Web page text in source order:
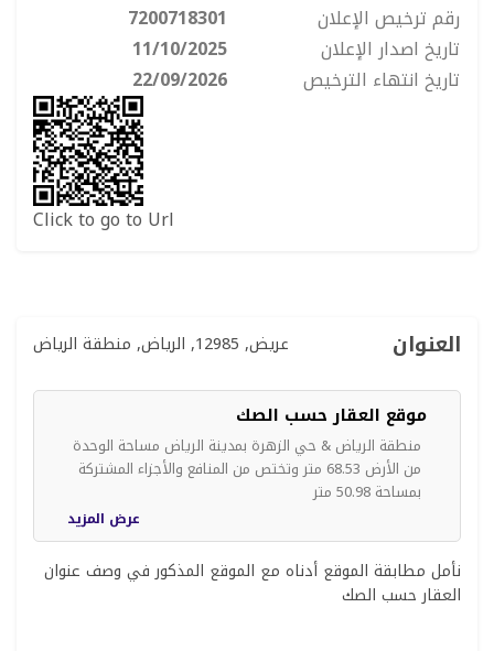
رقم ترخيص الإعلان
7200718301
تاريخ اصدار الإعلان
11/10/2025
تاريخ انتهاء الترخيص
22/09/2026
Click to go to Url
العنوان عريض, 12985, الرياض, منطقة الرياض
موقع العقار حسب الصك
منطقة الرياض & حي الزهرة بمدينة الرياض مساحة الوحدة
من الأرض 68.53 متر وتختص من المنافع والأجزاء المشتركة
بمساحة 50.98 متر
عرض المزيد
نأمل مطابقة الموقع أدناه مع الموقع المذكور في وصف عنوان
العقار حسب الصك